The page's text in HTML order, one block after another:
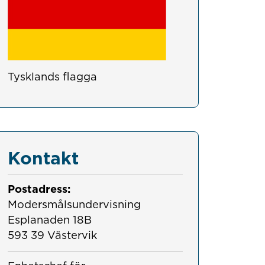
Tysklands flagga
Kontakt
Postadress:
Modersmålsundervisning
Esplanaden 18B
593 39 Västervik